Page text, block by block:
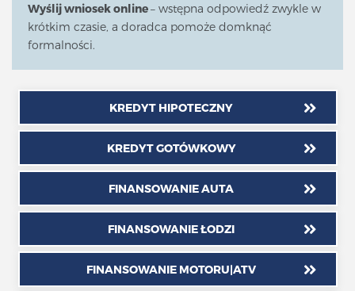
Wyślij wniosek online– wstępna odpowiedź zwykle w
krótkim czasie, a doradca pomoże domknąć
formalności.
KREDYT HIPOTECZNY
KREDYT GOTÓWKOWY
FINANSOWANIE AUTA
FINANSOWANIE ŁODZI
FINANSOWANIE MOTORU|ATV